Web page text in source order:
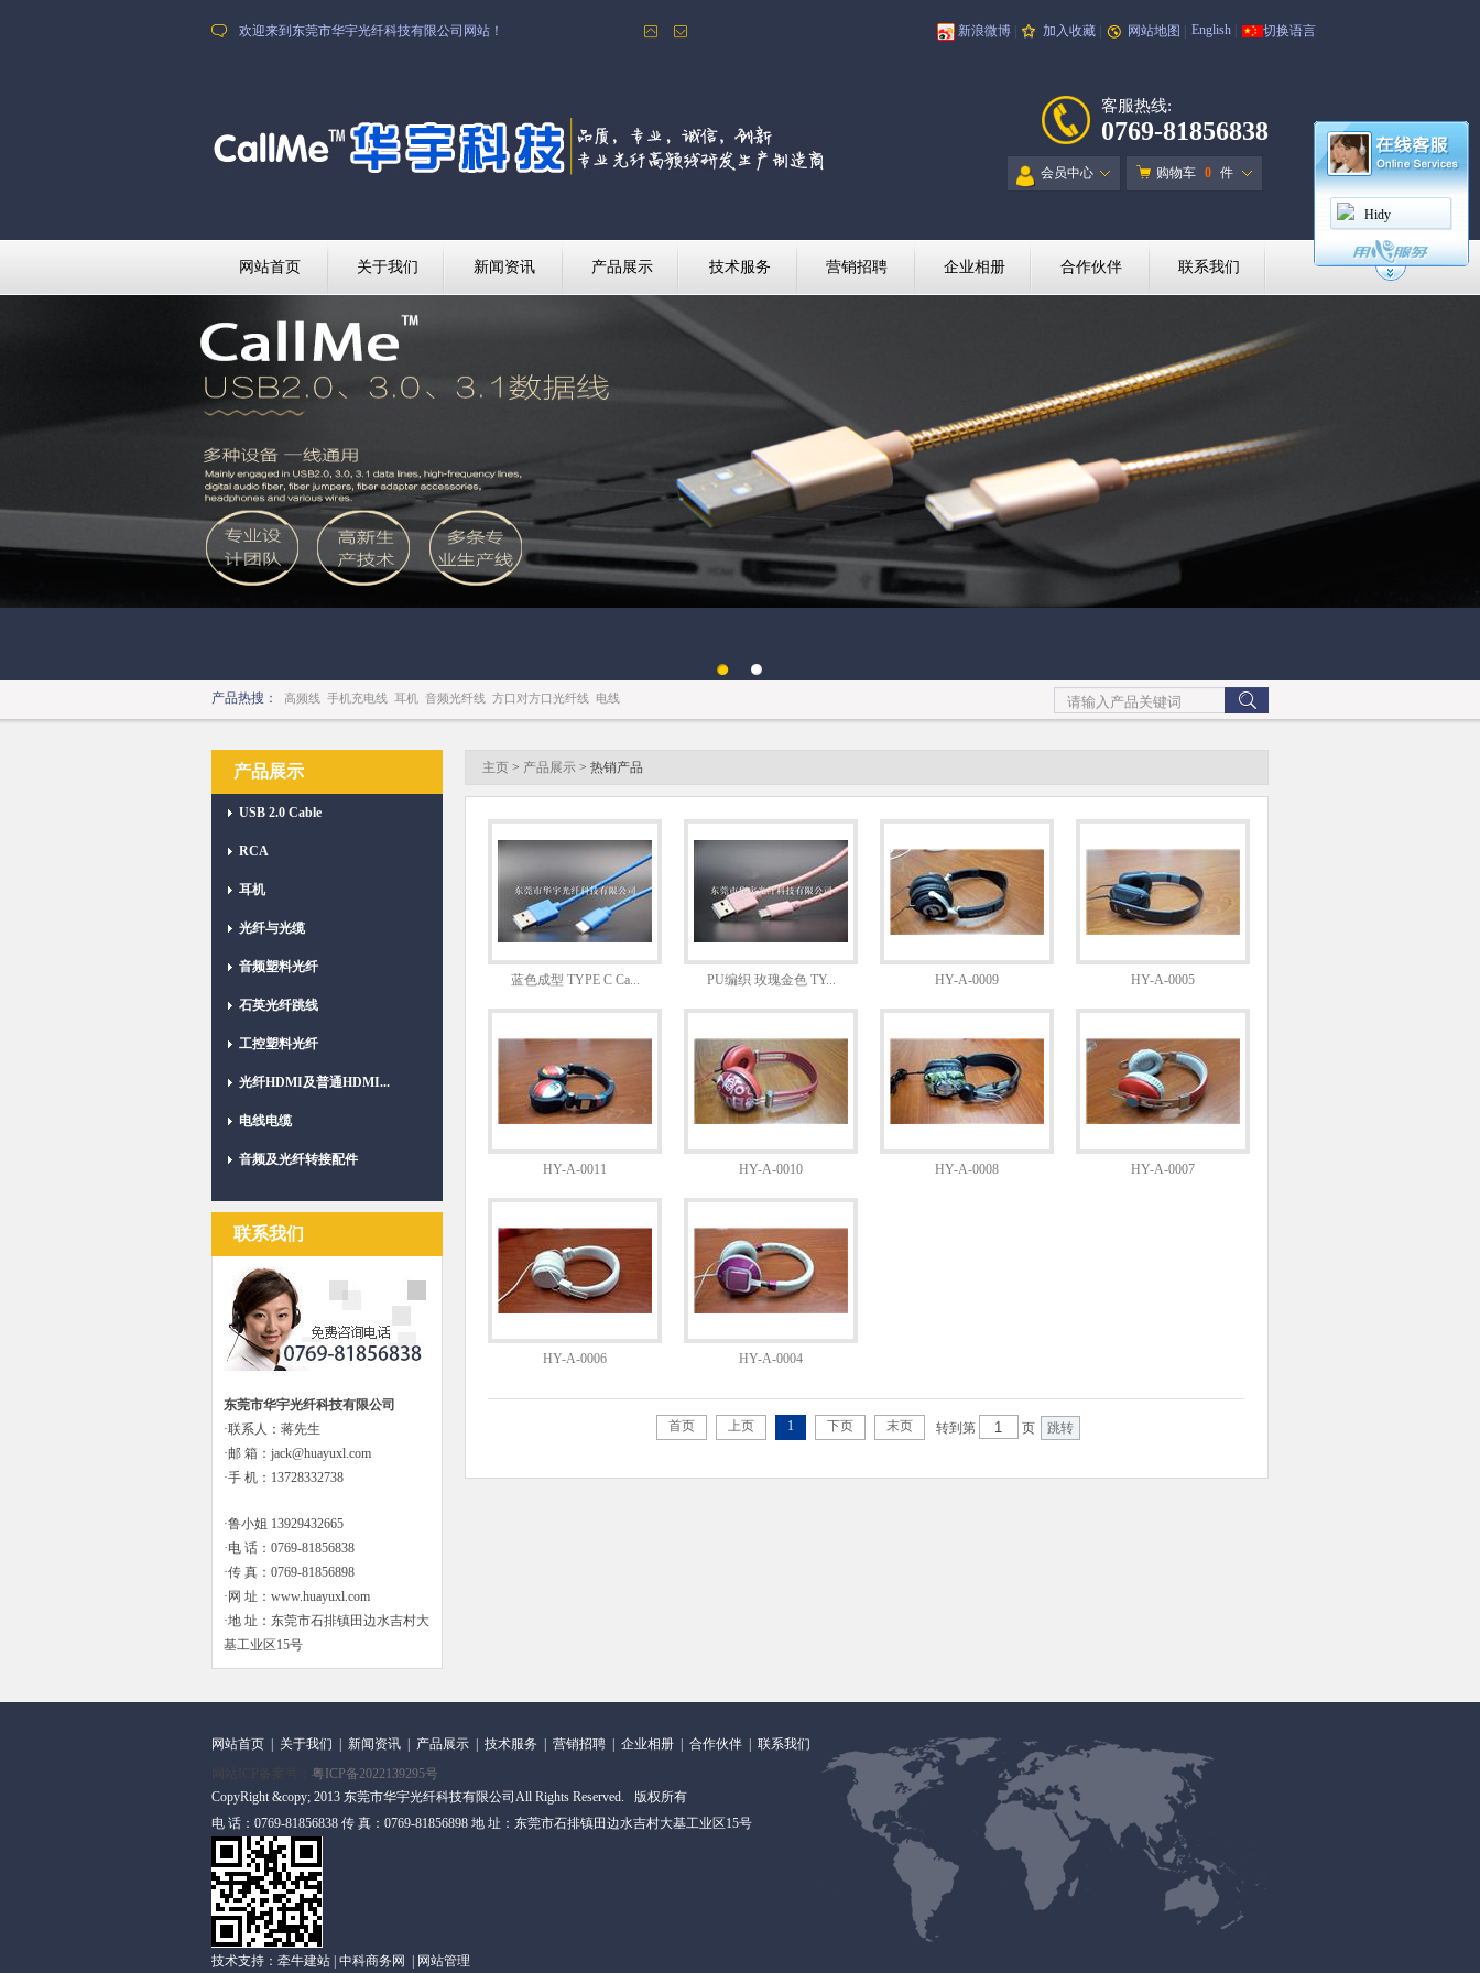
Hidy
欢迎来到东莞市华宇光纤科技有限公司网站！ 新浪微博 加入收藏 网站地图 English 切换语言
客服热线:
0769-81856838
购物车 0 件
会员中心
网站首页 关于我们 新闻资讯 产品展示 技术服务 营销招聘 企业相册 合作伙伴 联系我们
百叶窗图片载入中
产品热搜： 高频线 手机充电线 耳机 音频光纤线 方口对方口光纤线 电线
产品展示
USB 2.0 Cable
RCA
耳机
光纤与光缆
音频塑料光纤
石英光纤跳线
工控塑料光纤
光纤HDMI及普通HDMI...
电线电缆
音频及光纤转接配件
联系我们
东莞市华宇光纤科技有限公司
·联系人：蒋先生
·邮 箱：jack@huayuxl.com
·手 机：13728332738
·鲁小姐 13929432665
·电 话：0769-81856838
·传 真：0769-81856898
·网 址：www.huayuxl.com
·地 址：东莞市石排镇田边水吉村大
基工业区15号
主页 > 产品展示 > 热销产品
蓝色成型 TYPE C Ca... PU编织 玫瑰金色 TY... HY-A-0009 HY-A-0005
HY-A-0011 HY-A-0010 HY-A-0008 HY-A-0007
HY-A-0006 HY-A-0004
首页 上页 1 下页 末页 转到第 页
网站首页 关于我们 新闻资讯 产品展示 技术服务 营销招聘 企业相册 合作伙伴
联系我们
粤ICP备2022139295号
CopyRight &copy; 2013 东莞市华宇光纤科技有限公司All Rights Reserved. 版权所有
电 话：0769-81856838 传 真：0769-81856898 地 址：东莞市石排镇田边水吉村大基工业区15号
技术支持： 牵牛建站 中科商务网 网站管理